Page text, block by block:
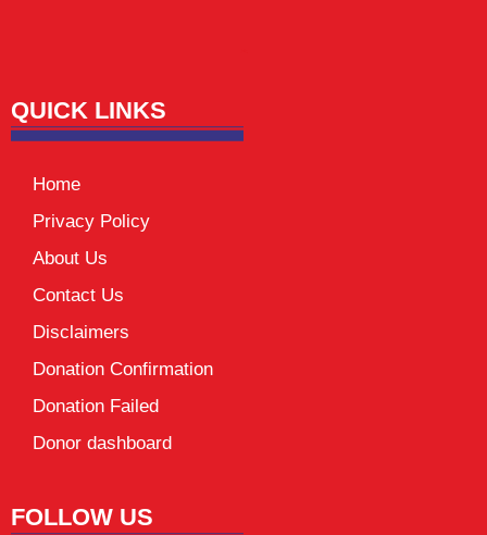
QUICK LINKS
Home
Privacy Policy
About Us
Contact Us
Disclaimers
Donation Confirmation
Donation Failed
Donor dashboard
FOLLOW US